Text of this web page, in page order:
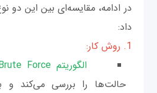
در ادامه، مقایسه‌ای بین این دو
داد:
1. روش کار:
الگوریتم Brute Force
حالت‌ها را بررسی می‌کند و